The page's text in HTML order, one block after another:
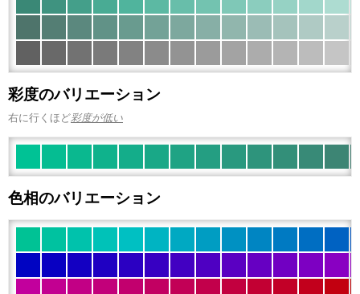
彩度のバリエーション
右に行くほど彩度が低い
色相のバリエーション